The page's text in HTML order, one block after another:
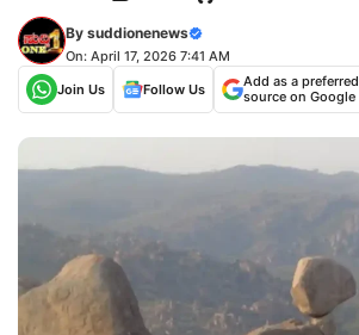
By suddionenews
On: April 17, 2026 7:41 AM
Join Us
Follow Us
Add as a preferred
source on Google